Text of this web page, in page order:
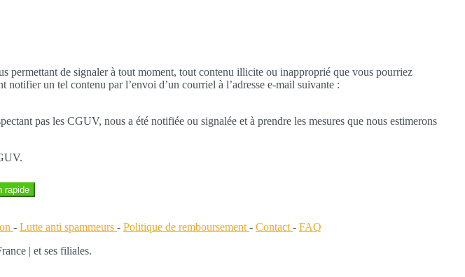
de signaler à tout moment, tout contenu illicite ou inapproprié que vous pourriez
un tel contenu par l’envoi d’un courriel à l’adresse e-mail suivante :
pas les CGUV, nous a été notifiée ou signalée et à prendre les mesures que nous estimerons
rapide
- Lutte anti spammeurs - Politique de remboursement - Contact - FAQ
| et ses filiales.